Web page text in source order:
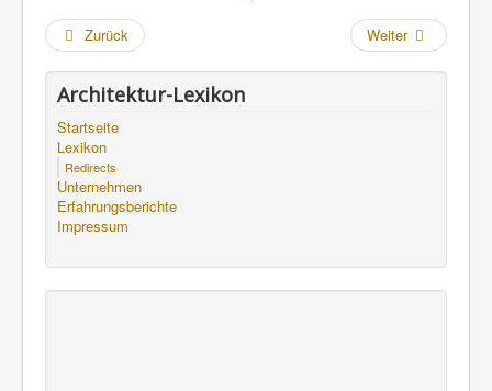
Zurück Weiter
Architektur-Lexikon
Startseite
Lexikon
Redirects
Unternehmen
Erfahrungsberichte
Impressum